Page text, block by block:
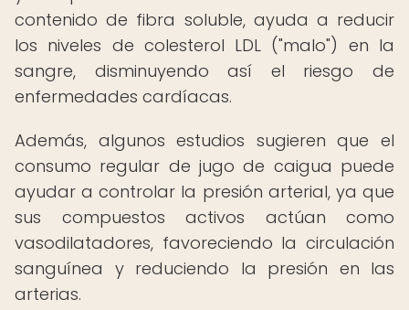
contenido de fibra soluble, ayuda a reducir
los niveles de colesterol LDL ("malo") en la
sangre, disminuyendo así el riesgo de
enfermedades cardíacas.
Además, algunos estudios sugieren que el
consumo regular de jugo de caigua puede
ayudar a controlar la presión arterial, ya que
sus compuestos activos actúan como
vasodilatadores, favoreciendo la circulación
sanguínea y reduciendo la presión en las
arterias.